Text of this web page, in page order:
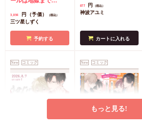
典・『エンドロールは
しA5アクリルボード
コミコミ特典8P小冊
風A5イラストカード
3,894 円（予価） （税込）
三ツ星しずく
予約する
877 円 （税込）
神波アユミ
カートに入れる
New コミック New コミック
もっと見る!